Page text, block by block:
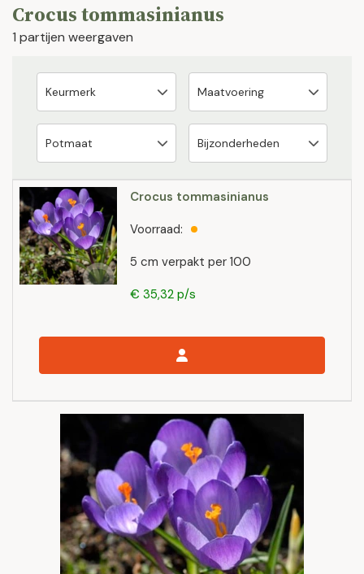
Crocus tommasinianus
1 partijen weergaven
Crocus tommasinianus
5 cm verpakt per 100
Voorraad:
€ 35,32 p/s